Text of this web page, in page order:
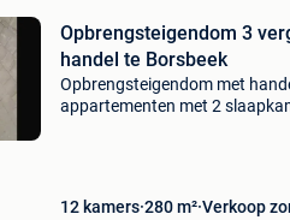
Opbrengsteigendom 3
handel te Borsbeek
Opbrengsteigendom met
appartementen met 2
12 kamers 280 m² Verkoop